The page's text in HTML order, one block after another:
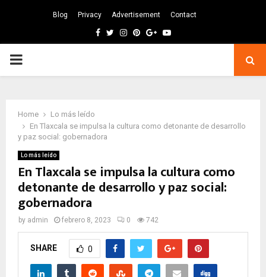
Blog Privacy Advertisement Contact
Facebook
TwitterInstagram
Pinterest
GoogleYoutube
PRIMARY
Home
Lo más leído
En Tlaxcala se impulsa la cultura como detonante de desarrollo
y paz social: gobernadora
Lo más leído
En Tlaxcala se impulsa la cultura como
detonante de desarrollo y paz social:
gobernadora
by admin febrero 8, 2023 0 742
SHARE 0